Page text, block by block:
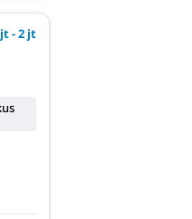
- 2 jt